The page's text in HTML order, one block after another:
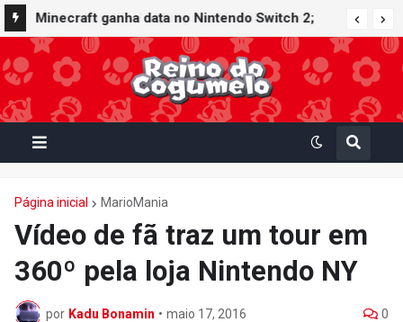
Minecraft ganha data no Nintendo Switch 2;
Super Mario Mash-Up receberá atualização
gráfica exclusiva
Página inicial MarioMania
Vídeo de fã traz um tour em
360º pela loja Nintendo NY
por Kadu Bonamin • maio 17, 2016 0